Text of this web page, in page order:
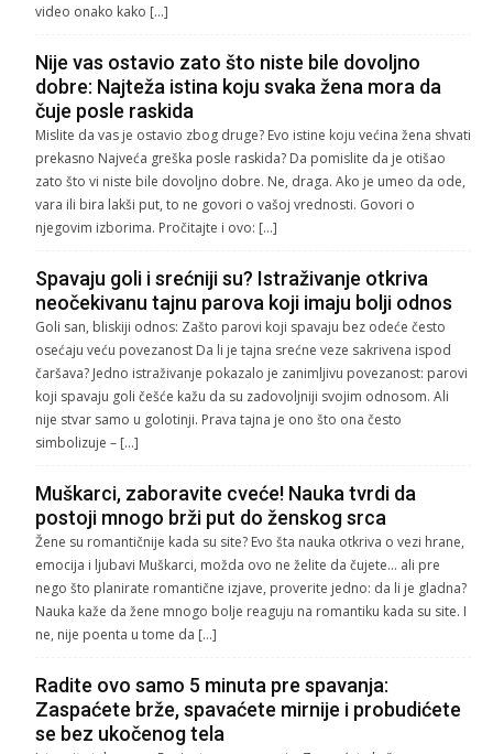
video onako kako […]
Nije vas ostavio zato što niste bile dovoljno
dobre: Najteža istina koju svaka žena mora da
čuje posle raskida
Mislite da vas je ostavio zbog druge? Evo istine koju većina žena shvati
prekasno Najveća greška posle raskida? Da pomislite da je otišao
zato što vi niste bile dovoljno dobre. Ne, draga. Ako je umeo da ode,
vara ili bira lakši put, to ne govori o vašoj vrednosti. Govori o
njegovim izborima. Pročitajte i ovo: […]
Spavaju goli i srećniji su? Istraživanje otkriva
neočekivanu tajnu parova koji imaju bolji odnos
Goli san, bliskiji odnos: Zašto parovi koji spavaju bez odeće često
osećaju veću povezanost Da li je tajna srećne veze sakrivena ispod
čaršava? Jedno istraživanje pokazalo je zanimljivu povezanost: parovi
koji spavaju goli češće kažu da su zadovoljniji svojim odnosom. Ali
nije stvar samo u golotinji. Prava tajna je ono što ona često
simbolizuje – […]
Muškarci, zaboravite cveće! Nauka tvrdi da
postoji mnogo brži put do ženskog srca
Žene su romantičnije kada su site? Evo šta nauka otkriva o vezi hrane,
emocija i ljubavi Muškarci, možda ovo ne želite da čujete… ali pre
nego što planirate romantične izjave, proverite jedno: da li je gladna?
Nauka kaže da žene mnogo bolje reaguju na romantiku kada su site. I
ne, nije poenta u tome da […]
Radite ovo samo 5 minuta pre spavanja:
Zaspaćete brže, spavaćete mirnije i probudićete
se bez ukočenog tela